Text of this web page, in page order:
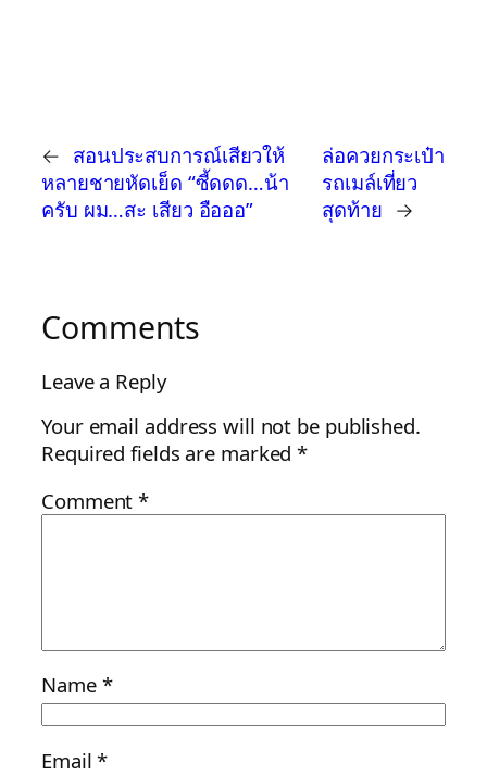
← สอนประสบการณ์เสียวให้
หลายชายหัดเย็ด “ซี้ดดด…น้า
ครับ ผม…สะ เสียว อือออ”
ล่อควยกระเป๋า
รถเมล์เที่ยว
สุดท้าย →
Comments
Leave a Reply
Your email address will not be published.
Required fields are marked*
Comment*
Name *
Email*